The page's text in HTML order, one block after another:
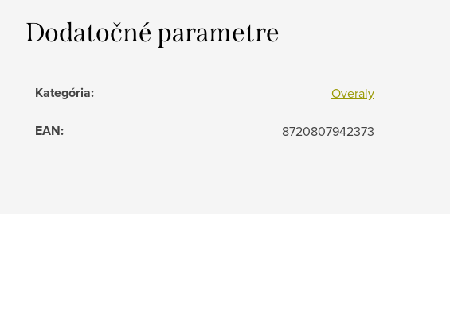
Dodatočné parametre
Kategória: Overaly
EAN: 8720807942373